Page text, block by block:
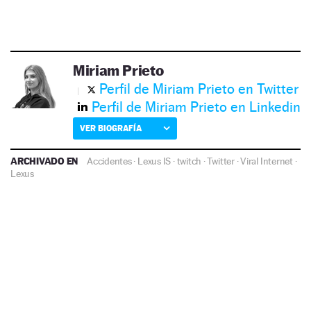
Miriam Prieto
Perfil de Miriam Prieto en Twitter
Perfil de Miriam Prieto en Linkedin
VER BIOGRAFÍA
ARCHIVADO EN Accidentes· Lexus IS ·twitch ·Twitter·Viral Internet·
Lexus